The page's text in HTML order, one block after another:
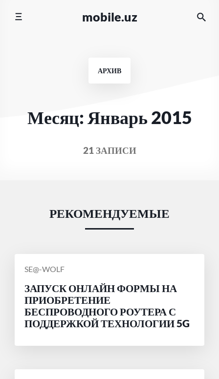
mobile.uz
АРХИВ
Месяц: Январь 2015
21 ЗАПИСИ
РЕКОМЕНДУЕМЫЕ
СООБЩЕНИЕ
SE@-WOLF
ЗАПУСК ОНЛАЙН ФОРМЫ НА
ПРИОБРЕТЕНИЕ
БЕСПРОВОДНОГО РОУТЕРА С
ПОДДЕРЖКОЙ ТЕХНОЛОГИИ 5G